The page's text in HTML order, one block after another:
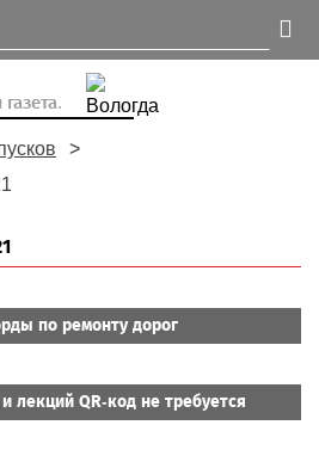
по ремонту дорог
лекций QR-код не требуется